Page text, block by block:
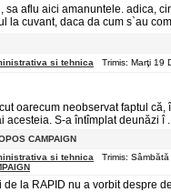
sa aflu aici amanuntele. adica,
la cuvant, daca da cum s`au
si tehnica Trimis: Marţi 19
oarecum neobservat faptul
acesteia. S-a întîmplat deunăzi î
CAMPAIGN
si tehnica Trimis:
la RAPID nu a vorbit despre